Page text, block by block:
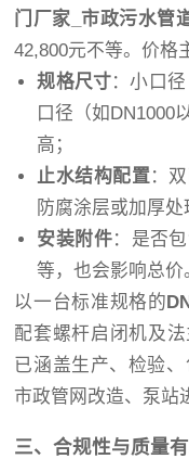
门厂家_市政污水管
42,800元不等。价格
规格尺寸：小口
口径（如DN1000
高；
止水结构配置：
防腐涂层或加厚处
安装附件：是否
等，也会影响总价
以一台标准规格的
配套螺杆启闭机及
已涵盖生产、检验
市政管网改造、泵站
三、合规性与质量